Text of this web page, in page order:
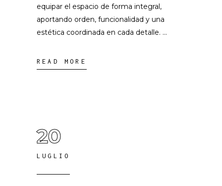
equipar el espacio de forma integral,
aportando orden, funcionalidad y una
estética coordinada en cada detalle.
READ MORE
20
LUGLIO